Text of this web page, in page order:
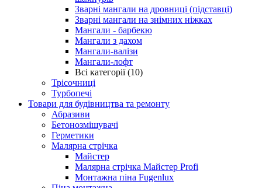
Зварні мангали на дровниці (підставці)
Зварні мангали на знімних ніжках
Мангали - барбекю
Мангали з дахом
Мангали-валізи
Мангали-лофт
Всі категорії (10)
Трісочниці
Турбопечі
Товари для будівництва та ремонту
Абразиви
Бетонозмішувачі
Герметики
Малярна стрічка
Майстер
Малярна стрічка Майстер Profi
Монтажна піна Fugenlux